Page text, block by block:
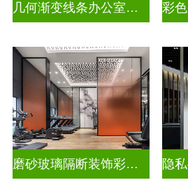
几何渐变线条办公室彩色渐变玻璃
磨砂玻璃隔断装饰彩色渐变玻璃